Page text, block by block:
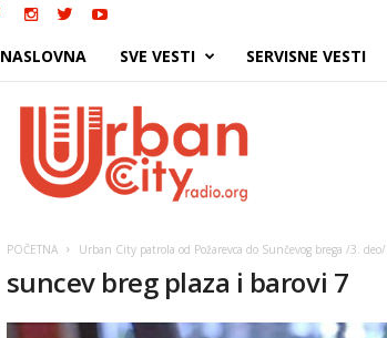
NASLOVNA SVE VESTI SERVISNE VESTI
POČETNA Urban City patrola od Požarevca do Sunčevog brega /3. deo/
suncev breg plaza i barovi 7